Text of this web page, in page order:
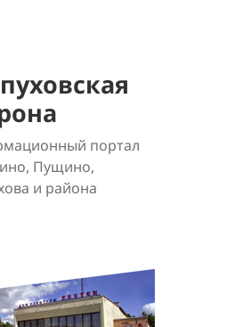
портал
Пущино,
и района